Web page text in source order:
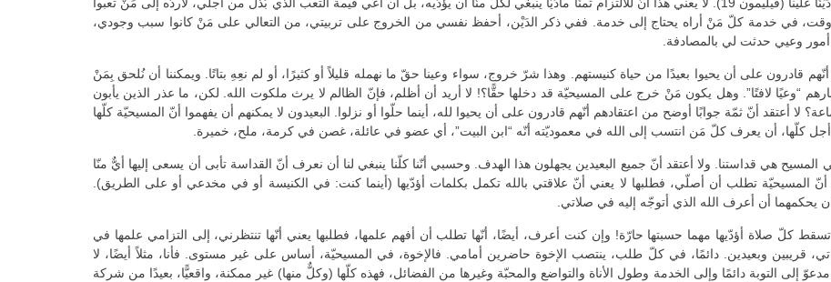
وقت، في خدمة كلّ مَنْ أراه يحتاج إلى خدمة. ففي ذكر الدَيْن، أحفظ نفسي من الخروج على تربيتي، من التعالي على مَنْ كانوا سبب وجودي،
وعيي حدثت لي بالمصادفة.
قادرون على أن يحيوا بعيدًا من حياة كنيستهم. وهذا شرّ خروج، سواء وعينا حقّ ما نهمله قليلاً أو كثيرًا، أو لم نعِهِ بتاتًا. ويمكننا أن نُلحق بِمَنْ
“وعيًا لافتًا”. وهل يكون مَنْ خرج على المسيحيّة قد دخلها حقًّا؟! لا أريد أن أظلم، فإنّ الظالم لا يرث ملكوت الله. لكن، ما عذر الذين يأبون
لا أعتقد أنّ ثمّة جوابًا أوضح من اعتقادهم أنّهم قادرون على أن يحيوا لله، أينما حلّوا أو نزلوا. البعيدون لا يمكنهم أن يفهموا أنّ المسيحيّة كلّها
هي قداستنا. ولا أعتقد أنّ جميع البعيدين يجهلون هذا الهدف. وحسبي أنّنا كلّنا ينبغي لنا أن نعرف أنّ القداسة تأبى أن يسعى إليها أيٌّ منّا
المسيحيّة تطلب أن أصلّي، فطلبها لا يعني أنّ علاقتي بالله تكمل بكلمات أؤدّيها (أينما كنت: في الكنيسة أو في مخدعي أو على الطريق).
يحكمهما أن أعرف الله الذي أتوجّه إليه في صلاتي.
كلّ صلاة أؤدّيها مهما حسبتها حارّة! وإن كنت أعرف، أيضًا، أنّها تطلب أن أفهم علمها، فطلبها يعني أنّها تنتظرني، إلى التزامي علمها في
قريبين وبعيدين. دائمًا، في كلّ طلب، ينتصب الإخوة حاضرين أمامي. فالإخوة، في المسيحيّة، أساس على غير مستوى. فأنا، مثلاً أيضًا، لا
التوبة دائمًا وإلى الخدمة وطول الأناة والتواضع والمحبّة وغيرها من الفضائل، فهذه كلّها (وكلٌّ منها) غير ممكنة، واقعيًّا، بعيدًا من شركة